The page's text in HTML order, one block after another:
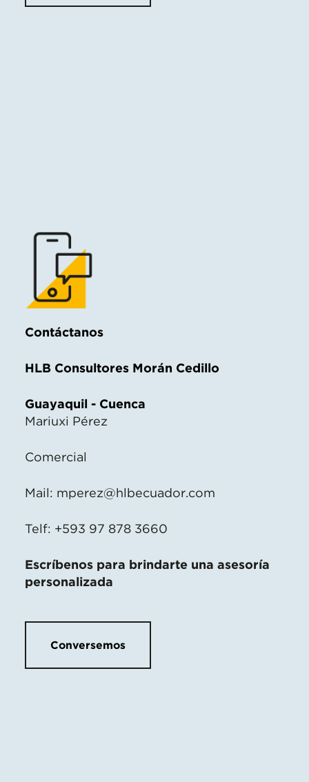
Contáctanos
HLB Consultores Morán Cedillo
Guayaquil - Cuenca
Mariuxi Pérez
Comercial
Mail: mperez@hlbecuador.com
Telf: +593 97 878 3660
Escríbenos para brindarte una asesoría
personalizada
Conversemos